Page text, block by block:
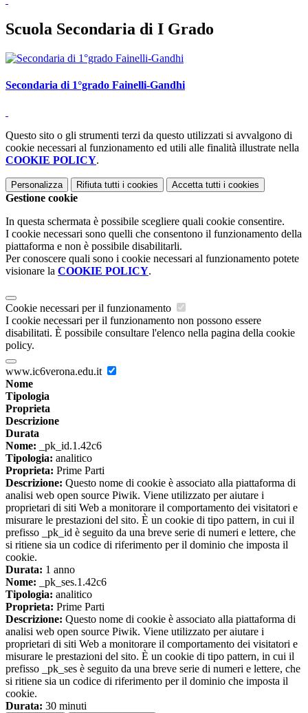
Scuola Secondaria di I Grado
Secondaria di 1°grado Fainelli-Gandhi
Questo sito o gli strumenti terzi da questo utilizzati si avvalgono di
cookie necessari al funzionamento ed utili alle finalità illustrate nella
COOKIE POLICY.
Personalizza Rifiuta tutti i cookies Accetta tutti i cookies
Gestione cookie
In questa schermata è possibile scegliere quali cookie consentire.
I cookie necessari sono quelli che consentono il funzionamento della
piattaforma e non è possibile disabilitarli.
Per conoscere quali sono i cookie necessari al funzionamento potete
visionare la COOKIE POLICY.
Cookie necessari per il funzionamento
I cookie necessari per il funzionamento non possono essere
disabilitati. È possibile consultare l'elenco nella pagina della cookie
policy.
www.ic6verona.edu.it
Nome
Tipologia
Proprieta
Descrizione
Durata
Nome: _pk_id.1.42c6
Tipologia: analitico
Proprieta: Prime Parti
Descrizione: Questo nome di cookie è associato alla piattaforma di
analisi web open source Piwik. Viene utilizzato per aiutare i
proprietari di siti Web a monitorare il comportamento dei visitatori e
misurare le prestazioni del sito. È un cookie di tipo pattern, in cui il
prefisso _pk_id è seguito da una breve serie di numeri e lettere, che
si ritiene sia un codice di riferimento per il dominio che imposta il
cookie.
Durata: 1 anno
Nome: _pk_ses.1.42c6
Tipologia: analitico
Proprieta: Prime Parti
Descrizione: Questo nome di cookie è associato alla piattaforma di
analisi web open source Piwik. Viene utilizzato per aiutare i
proprietari di siti Web a monitorare il comportamento dei visitatori e
misurare le prestazioni del sito. È un cookie di tipo pattern, in cui il
prefisso _pk_ses è seguito da una breve serie di numeri e lettere, che
si ritiene sia un codice di riferimento per il dominio che imposta il
cookie.
Durata: 30 minuti